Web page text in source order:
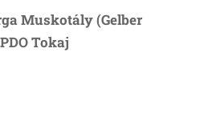
Muskotály (Gelber
Tokaj